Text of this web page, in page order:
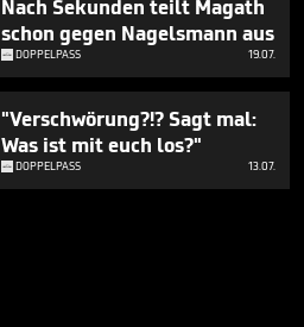
Nach Sekunden teilt Magath
schon gegen Nagelsmann aus
DOPPELPASS 19.07.
"Verschwörung?!? Sagt mal:
Was ist mit euch los?"
DOPPELPASS 13.07.